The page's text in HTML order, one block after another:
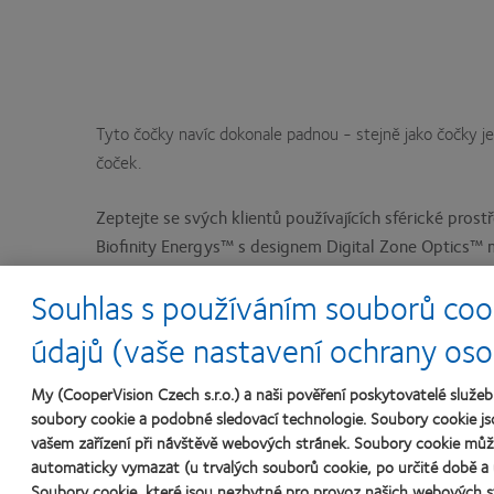
Tyto čočky navíc dokonale padnou - stejně jako čočky
čoček.
Zeptejte se svých klientů používajících sférické
Biofinity Energys™ s designem Digital Zone
1 Zpráva neziskové organizace The Vision Council. Hindsight is 20/20:
2 Symptoms associated with eye fatigue in soft contact lens wearers. Autoři:
optometrické akademie, říjen 2015, New Orleans, Louisiana, USA.
3 Pacienti, kteří používali digitální zařízení alespoň 4 hodiny denně nejméně 5
Souhlas s používáním souborů
údajů (vaše nastavení ochrany
My (CooperVision Czech s.r.o.) a naši pověření poskytovatelé
soubory cookie a podobné sledovací technologie. Soubory cookie
vašem zařízení při návštěvě webových stránek. Soubory cookie
automaticky vymazat (u trvalých souborů cookie, po určité době